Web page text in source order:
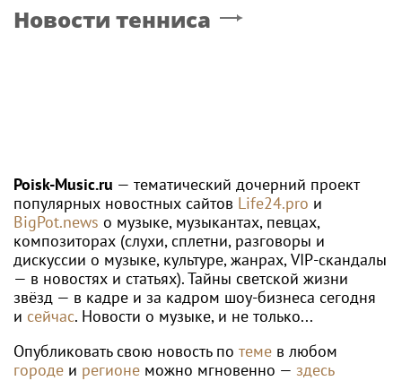
Новости тенниса
Poisk-Music.ru — тематический дочерний проект
популярных новостных сайтов Life24.pro и
BigPot.news о музыке, музыкантах, певцах,
композиторах (слухи, сплетни, разговоры и
дискуссии о музыке, культуре, жанрах, VIP-скандалы
— в новостях и статьях). Тайны светской жизни
звёзд — в кадре и за кадром шоу-бизнеса сегодня
и сейчас. Новости о музыке, и не только...
Опубликовать свою новость по теме в любом
городе и регионе можно мгновенно — здесь